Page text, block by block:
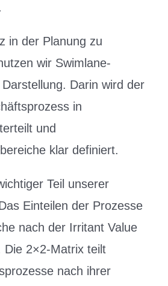
in der Planung zu
wir Swimlane-
Darin wird der
in
und
klar definiert.
Teil unserer
Einteilen der Prozesse
nach der Irritant Value
Die 2×2-Matrix teilt
nach ihrer